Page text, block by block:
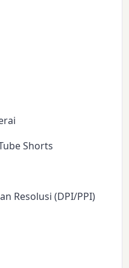
Shorts
Resolusi (DPI/PPI)